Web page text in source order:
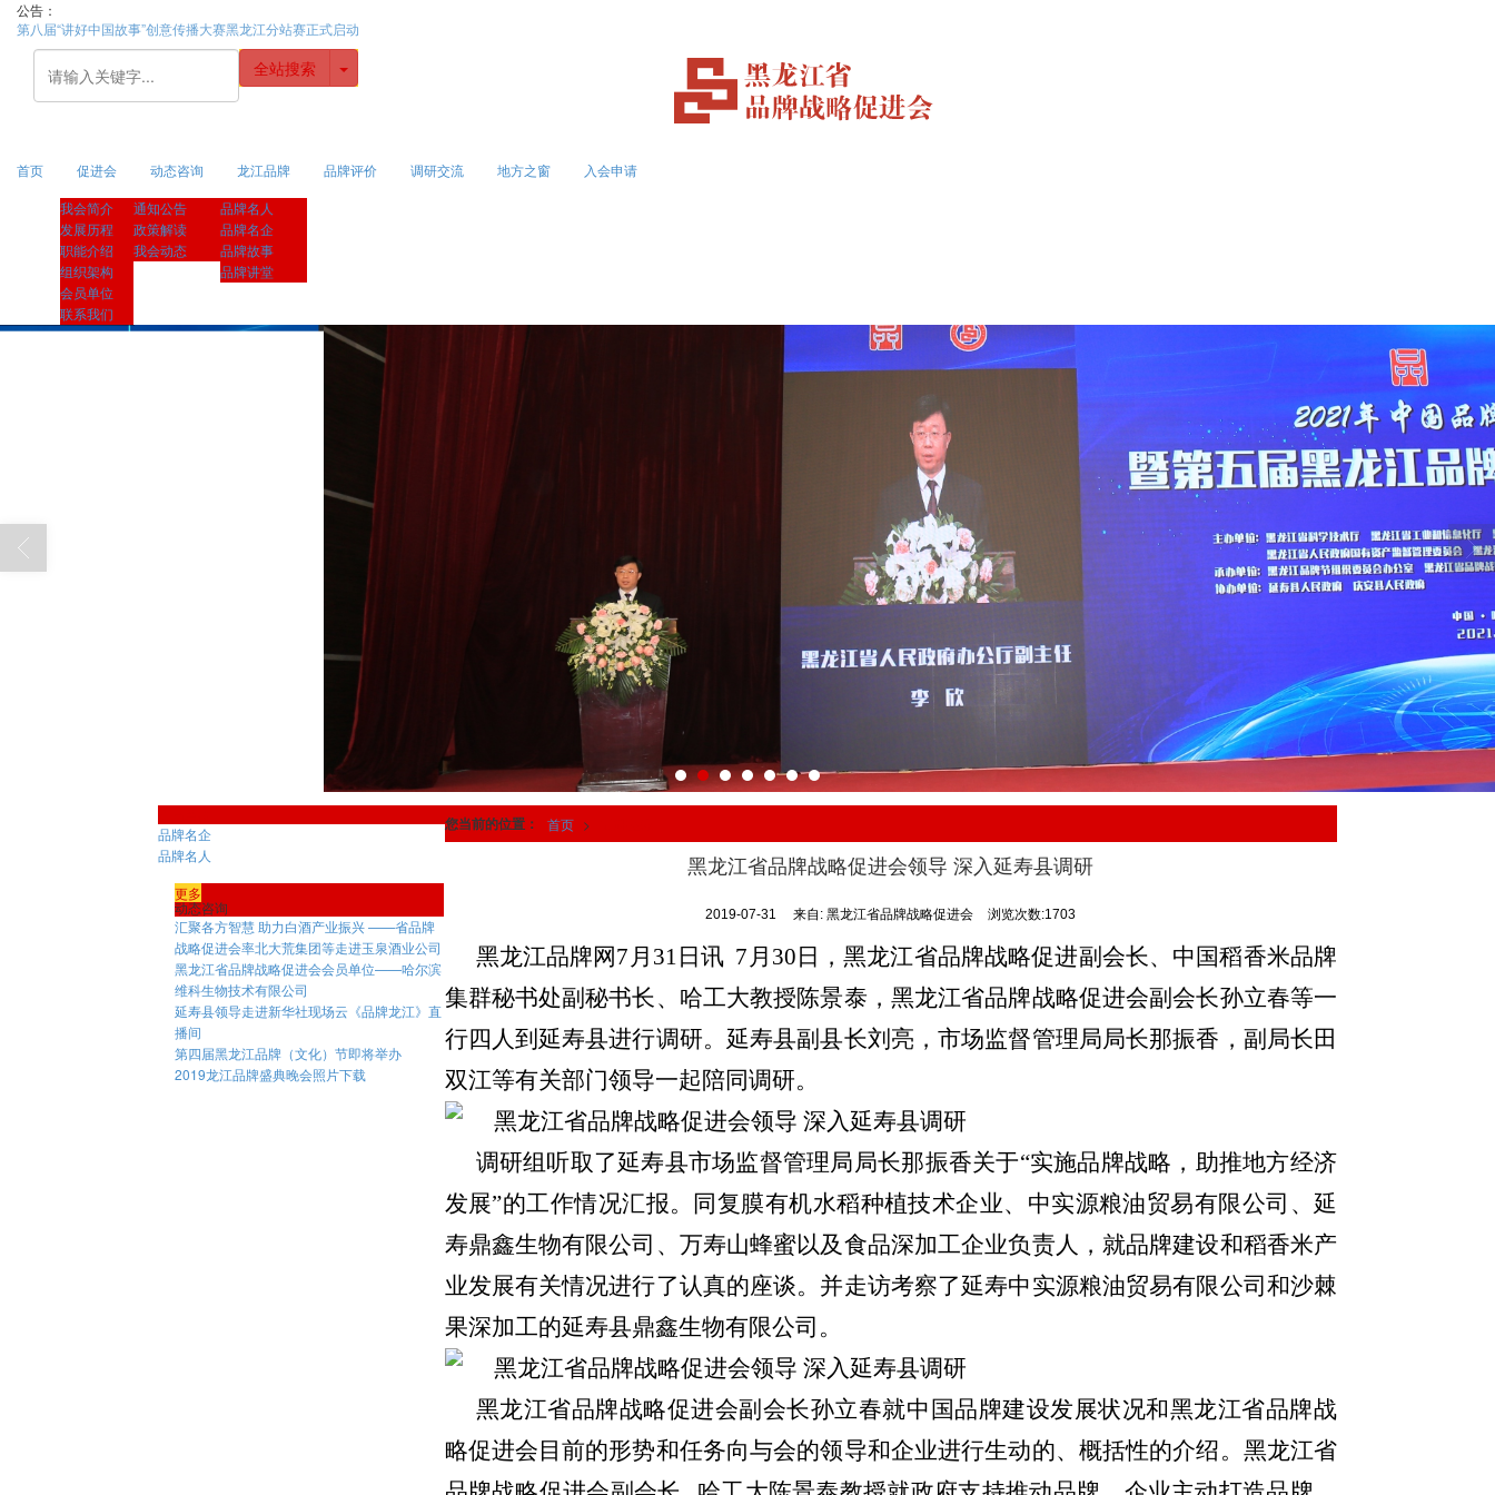
公告：
关于开展2025年黑龙江省品牌价值评价工作的通知
全站搜索
首页
促进会
我会简介
发展历程
职能介绍
组织架构
会员单位
联系我们
动态咨询
通知公告
政策解读
我会动态
龙江品牌
品牌名人
品牌名企
品牌故事
品牌讲堂
品牌评价 调研交流 地方之窗 入会申请
您当前的位置： 首页 >
黑龙江省品牌战略促进会领导 深入延寿县调研
2019-07-31 来自:黑龙江省品牌战略促进会 浏览次数:1703
黑龙江品牌网7月31日讯 7月30日，黑龙江省品牌战略促进副会长、中国稻香米品牌
集群秘书处副秘书长、哈工大教授陈景泰，黑龙江省品牌战略促进会副会长孙立春等一
行四人到延寿县进行调研。延寿县副县长刘亮，市场监督管理局局长那振香，副局长田
双江等有关部门领导一起陪同调研。
调研组听取了延寿县市场监督管理局局长那振香关于“实施品牌战略，助推地方经济
发展”的工作情况汇报。同复膜有机水稻种植技术企业、中实源粮油贸易有限公司、延
寿鼎鑫生物有限公司、万寿山蜂蜜以及食品深加工企业负责人，就品牌建设和稻香米产
业发展有关情况进行了认真的座谈。并走访考察了延寿中实源粮油贸易有限公司和沙棘
果深加工的延寿县鼎鑫生物有限公司。
黑龙江省品牌战略促进会副会长孙立春就中国品牌建设发展状况和黑龙江省品牌战
略促进会目前的形势和任务向与会的领导和企业进行生动的、概括性的介绍。黑龙江省
品牌名企
品牌名人
更多
动态咨询
汇聚各方智慧 助力白酒产业振兴 ——省品牌
战略促进会率北大荒集团等走进玉泉酒业公司
黑龙江省品牌战略促进会会员单位——哈尔滨
维科生物技术有限公司
延寿县领导走进新华社现场云《品牌龙江》直
播间
第四届黑龙江品牌（文化）节即将举办
2019龙江品牌盛典晚会照片下载